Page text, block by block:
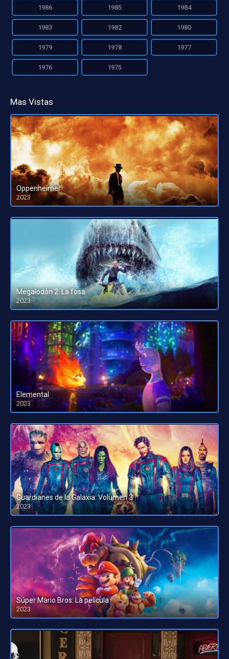
1986 1985 1984
1983 1982 1980
1979 1978 1977
1976 1975
Mas Vistas
Oppenheimer
2023
HD 1080pHD 720p
Megalodón 2: La fosa
2023
HD 1080pHD 720p
Elemental
2023
HD 1080pHD 720p
Guardianes de la Galaxia: Volumen 3
2023
HD 1080pHD 720p
Súper Mario Bros: La película
2023
HD 1080pHD 720p